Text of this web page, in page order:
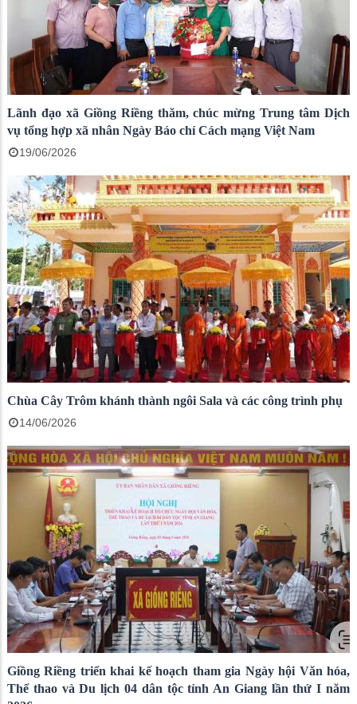
Lãnh đạo xã Giồng Riềng thăm, chúc mừng Trung tâm Dịch
vụ tổng hợp xã nhân Ngày Báo chí Cách mạng Việt Nam
19/06/2026
Chùa Cây Trôm khánh thành ngôi Sala và các công trình phụ
14/06/2026
Giồng Riềng triển khai kế hoạch tham gia Ngày hội Văn hóa,
Thể thao và Du lịch 04 dân tộc tỉnh An Giang lần thứ I năm